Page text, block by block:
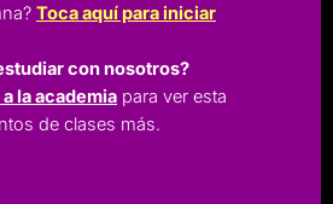
Toca aquí para iniciar
con nosotros?
la academia para ver esta
de clases más.